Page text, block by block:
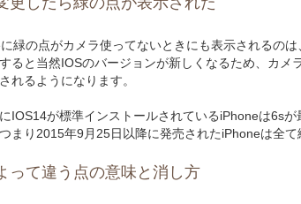
緑の点がカメラ使ってないときにも表示されるの
ると当然IOSのバージョンが新しくなるため、カメ
れるようになります。
IOS14が標準インストールされているiPhoneは6s
まり2015年9月25日以降に発売されたiPhoneは全て
って違う点の意味と消し方